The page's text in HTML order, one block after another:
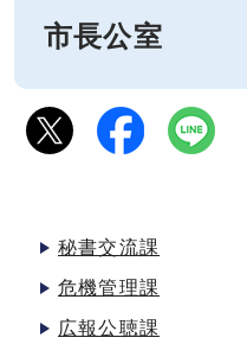
市長公室
秘書交流課
危機管理課
広報公聴課